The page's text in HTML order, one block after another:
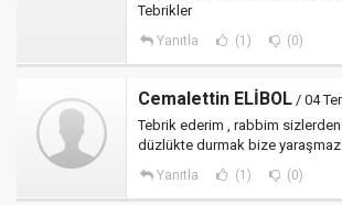
Tebrikler
Yanıtla (1) (0)
Cemalettin ELİBOL / 04
Tebrik ederim , rabbim
düzlükte durmak bize
Yanıtla (1) (0)